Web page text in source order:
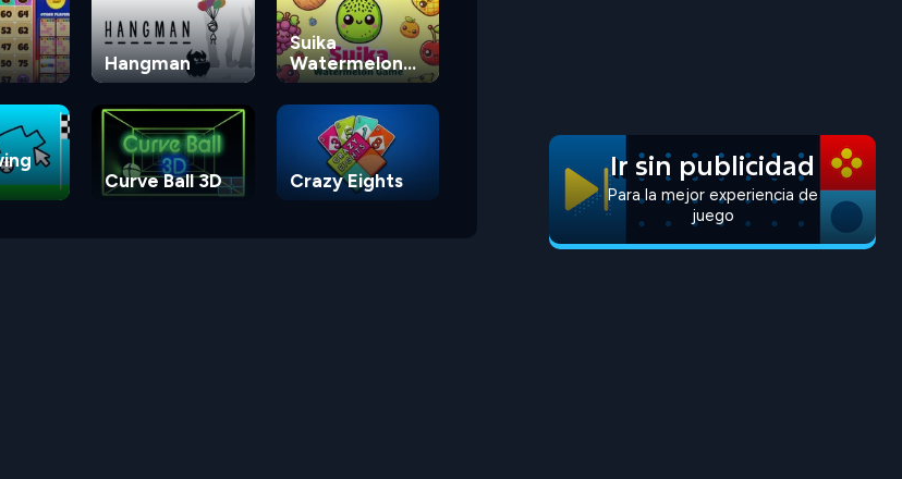
Hangman
Suika
Watermelon
Game
Curve Ball 3D Crazy Eights Ir sin publicidad
Para la mejor experiencia de
juego